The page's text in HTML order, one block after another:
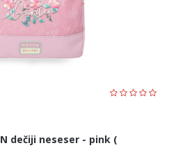
dečiji neseser - pink (